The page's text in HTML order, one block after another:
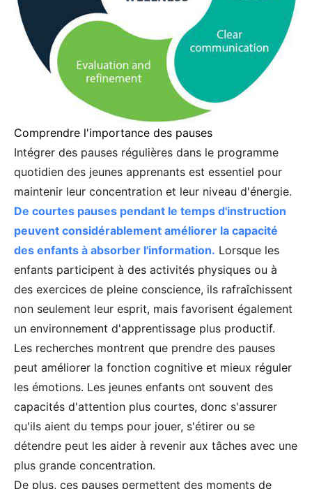
Comprendre l'importance des pauses
Intégrer des pauses régulières dans le programme
quotidien des jeunes apprenants est essentiel pour
maintenir leur concentration et leur niveau d'énergie.
De courtes pauses pendant le temps d'instruction
peuvent considérablement améliorer la capacité
des enfants à absorber l'information. Lorsque les
enfants participent à des activités physiques ou à
des exercices de pleine conscience, ils rafraîchissent
non seulement leur esprit, mais favorisent également
un environnement d'apprentissage plus productif.
Les recherches montrent que prendre des pauses
peut améliorer la fonction cognitive et mieux réguler
les émotions. Les jeunes enfants ont souvent des
capacités d'attention plus courtes, donc s'assurer
qu'ils aient du temps pour jouer, s'étirer ou se
détendre peut les aider à revenir aux tâches avec une
plus grande concentration.
De plus, ces pauses permettent des moments de